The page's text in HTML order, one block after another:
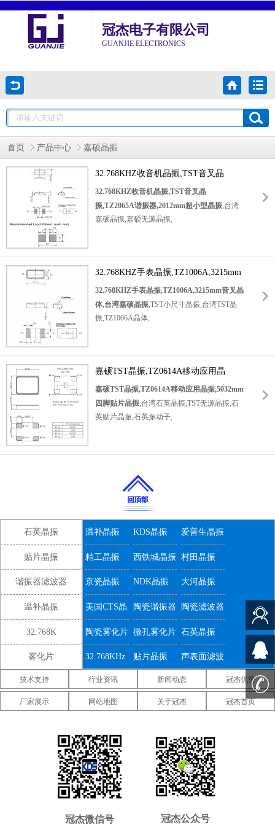
冠杰电子有限公司
GUANJIE ELECTRONICS
首页 产品中心 嘉硕晶振
32.768KHZ收音机晶振,TST音叉晶
振,TZ2065A谐振器,2012mm超小型晶振
32.768KHZ收音机晶振,TST音叉晶
振,TZ2065A谐振器,2012mm超小型晶振,台湾
嘉硕晶振,嘉硕无源晶振,
32.768KHZ,低功耗晶振,低耗能晶振,高可靠晶
振,高品质晶振,数字显示晶振,万年历晶振,智能
体温计晶振,收音机晶振,数字设备晶振.
32.768KHZ手表晶振,TZ1006A,3215mm
音叉晶体,台湾嘉硕晶振
32.768KHZ手表晶振,TZ1006A,3215mm音叉晶
体,台湾嘉硕晶振,TST小尺寸晶振,台湾TST晶
振,TZ1006A晶体,
子,SMD晶振,尺寸3.2*1.5mm,频率32.768KHZ,
高可靠晶振,高性能晶振,低功耗晶振,低成本晶
振,智能手表晶振,通信设备晶振,电话机晶振,收
音机晶振,数字显示晶振.
嘉硕TST晶振,TZ0614A移动应用晶
振,5032mm四脚贴片晶振
嘉硕TST晶振,TZ0614A移动应用晶振,5032mm
四脚贴片晶振,台湾石英晶振,TST无源晶振,石
英贴片晶振,石英振动子,
轻薄型晶振,尺寸5.0*3.2mm,频率10MHZ,高可
信设备晶振,智能手机晶振,数码电子晶振,蓝牙
音响晶振,笔记本电脑晶振.
石英晶振
贴片晶振
谐振器滤波器
温补晶振
32.768K
雾化片
温补晶振 KDS晶振 爱普生晶振
精工晶振 西铁城晶振 村田晶振
京瓷晶振 NDK晶振 大河晶振
美国CTS晶
振
陶瓷谐振器 陶瓷滤波器
陶瓷雾化片 微孔雾化片 石英晶振
32.768KHz 贴片晶振 声表面滤波
器
IDT晶振 微晶晶振 康纳温菲尔
德晶振
高利奇晶振 Jauch晶振 Abracon晶
振
美国拉隆晶
振
美国格林雷
工业晶振
美国SiTime
晶振
美国 美国Statek 新西兰瑞康
技术支持 行业资讯 新闻动态 冠杰优势
厂家展示 网站地图 关于冠杰 冠杰首页
冠杰微信号 冠杰公众号